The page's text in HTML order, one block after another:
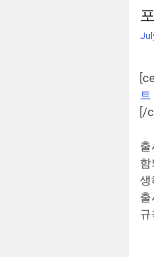
트
[/
생
규